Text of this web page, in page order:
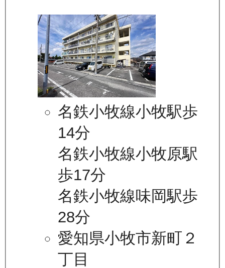
名鉄小牧線小牧駅歩
14分
名鉄小牧線小牧原駅
歩17分
名鉄小牧線味岡駅歩
28分
愛知県小牧市新町２
丁目